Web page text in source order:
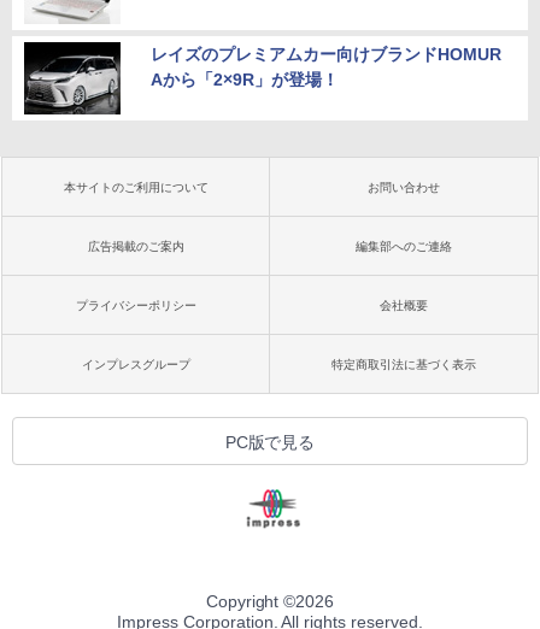
レイズのプレミアムカー向けブランドHOMUR
Aから「2×9R」が登場！
本サイトのご利用について お問い合わせ
広告掲載のご案内 編集部へのご連絡
プライバシーポリシー 会社概要
インプレスグループ 特定商取引法に基づく表示
PC版で見る
Copyright ©2026
Impress Corporation. All rights reserved.